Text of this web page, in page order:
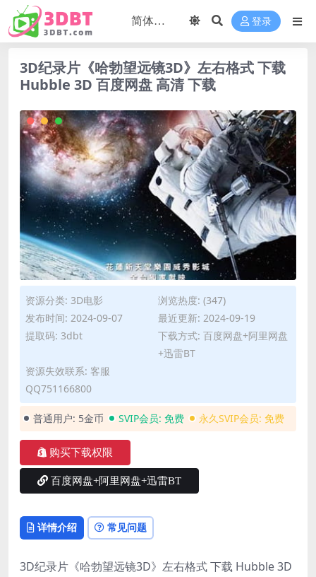
登录
3D纪录片《哈勃望远镜3D》左右格式 下载
Hubble 3D 百度网盘 高清 下载
资源分类: 3D电影
浏览热度: (347)
发布时间: 2024-09-07
最近更新: 2024-09-19
提取码: 3dbt
下载方式: 百度网盘+阿里网盘
+迅雷BT
资源失效联系: 客服
QQ751166800
普通用户: 5金币 SVIP会员: 免费 永久SVIP会员: 免费
购买下载权限
百度网盘+阿里网盘+迅雷BT
详情介绍 常见问题
3D纪录片《哈勃望远镜3D》左右格式 下载 Hubble 3D